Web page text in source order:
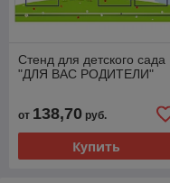
Стенд для детского сада
"ДЛЯ ВАС РОДИТЕЛИ"
от 138,70 руб.
Купить